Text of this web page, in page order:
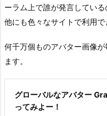
ーラム上で誰が発言している
他にも色々なサイトで利用で
何千万個ものアバター画像
ます。
グローバルなアバター
ってみよー！